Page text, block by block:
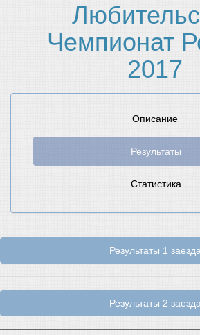
Чемпионат
2017
Описание
Результаты
Статистика
Результаты 1 заезда
Результаты 2 заезда